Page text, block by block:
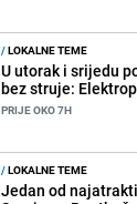
/LOKALNE TEME
U utorak i srijedu
bez struje:
PRIJE OKO 7H
/LOKALNE TEME
Jedan od